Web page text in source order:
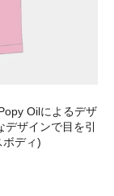
Oilによるデザ
ザインで目を引
ボディ)